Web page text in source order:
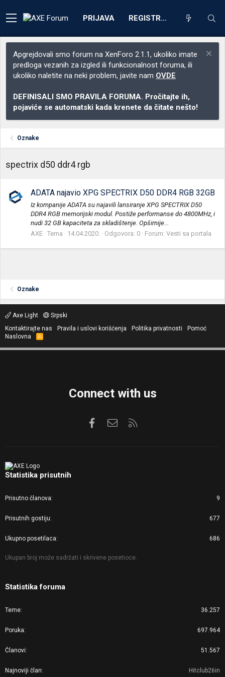
PRIJAVA REGISTRACIJA
Apgrejdovali smo forum na XenForo 2.1.1, ukoliko imate
predloga vezanih za izgled ili funkcionalnost foruma, ili
ukoliko naletite na neki problem, javite nam OVDE
DEFINISALI SMO PRAVILA FORUMA. Pročitajte ih,
pojaviće se automatski kada krenete da čitate nešto!
Oznake
spectrix d50 ddr4 rgb
ADATA najavio XPG SPECTRIX D50 DDR4 RGB 32GB
Iz kompanije ADATA su najavili lansiranje XPG SPECTRIX D50
DDR4 RGB memorijski modul. Postiže performanse do 4800MHz, i
nudi 32 GB kapaciteta za skladištenje. Opširnije...
AXE Tema 14.04.2020. Odgovora: 0 Forum: Vesti sa portala
Oznake
Axe Light
Srpski
Kontaktirajte nas
Pravila i uslovi korišćenja Politika privatnosti
Pomoć
Naslovna
R
S
Connect with us
FacebookKontaktirajte nas
Statistika prisutnih
Prisutno članova 9
Prisutnih gostiju 677
Ukupno posetilaca 686
Ukupan broj može sadržati i skrivene posetioce.
Statistika foruma
Teme 36.257
Poruka 697.964
Članovi 51.567
Najnoviji član Hitclub26in